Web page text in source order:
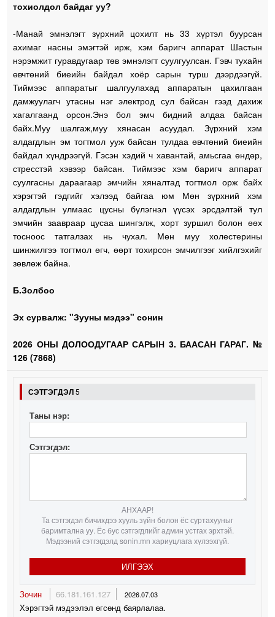
тохиолдол байдаг уу?
-Манай эмнэлэгт зүрхний цохилт нь 33 хүртэл буурсан
ахимаг насны эмэгтэй ирж, хэм баригч аппарат Шастын
нэрэмжит гуравдугаар төв эмнэлэгт суулгуулсан. Гэвч тухайн
өвчтөний биеийн байдал хоёр сарын турш дээрдээгүй.
Тиймээс аппаратыг шалгуулахад аппаратын цахилгаан
дамжуулагч утасны нэг электрод сул байсан гээд дахиж
хагалгаанд орсон.Энэ бол эмч бидний алдаа байсан
байх.Муу шалгаж,муу хянасан асуудал. Зүрхний хэм
алдагдлын эм тогтмол ууж байсан тулдаа өвчтөний биеийн
байдал хүндрээгүй. Гэсэн хэдий ч хавантай, амьсгаа өндөр,
стресстэй хэвээр байсан. Тиймээс хэм баригч аппарат
суулгасны дараагаар эмчийн хяналтад тогтмол орж байх
хэрэгтэй гэдгийг хэлээд байгаа юм Мөн зүрхний хэм
алдагдлын улмаас цусны бүлэгнэл үүсэх эрсдэлтэй тул
эмчийн заавраар цусаа шингэлж, хорт зуршил болон өөх
тосноос татгалзах нь чухал. Мөн муу холестерины
шинжилгээ тогтмол өгч, өөрт тохирсон эмчилгээг хийлгэхийг
зөвлөж байна.
Б.Золбоо
Эх сурвалж: "Зууны мэдээ" сонин
2026 ОНЫ ДОЛООДУГААР САРЫН 3. БААСАН ГАРАГ. №
126 (7868)
СЭТГЭГДЭЛ5
Таны нэр:
Сэтгэгдэл:
АНХААР!
Та сэтгэгдэл бичихдээ хууль зүйн болон ёс суртахууныг
баримтална уу. Ёс бус сэтгэгдлийг админ устгах эрхтэй.
Мэдээний сэтгэгдэлд sonin.mn хариуцлага хүлээхгүй.
ИЛГЭЭХ
Зочин 66.181.161.127 2026.07.03
Хэрэгтэй мэдээлэл өгсөнд баярлалаа.